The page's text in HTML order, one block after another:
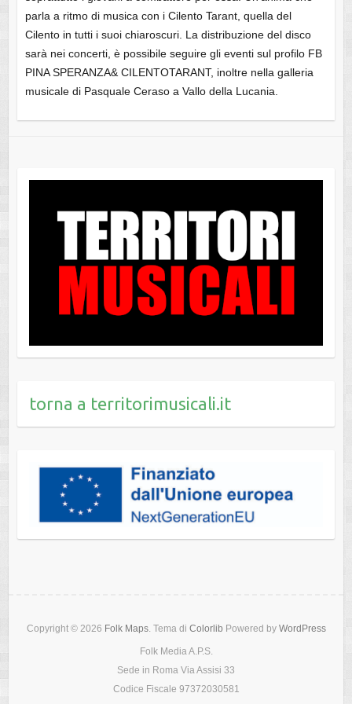
parla a ritmo di musica con i Cilento Tarant, quella del
Cilento in tutti i suoi chiaroscuri. La distribuzione del disco
sarà nei concerti, è possibile seguire gli eventi sul profilo FB
PINA SPERANZA& CILENTOTARANT, inoltre nella galleria
musicale di Pasquale Ceraso a Vallo della Lucania.
torna a territorimusicali.it
Copyright © 2026 Folk Maps. Tema di Colorlib Powered by WordPress
Folk Media A.P.S.
Sede in Roma Via Assisi 33
Codice Fiscale 97372030581